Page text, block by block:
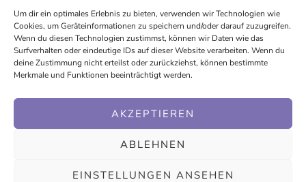
Um dir ein optimales Erlebnis zu bieten, verwenden wir Technologien wie
Cookies, um Geräteinformationen zu speichern und/oder darauf zuzugreifen.
Wenn du diesen Technologien zustimmst, können wir Daten wie das
Surfverhalten oder eindeutige IDs auf dieser Website verarbeiten. Wenn du
deine Zustimmung nicht erteilst oder zurückziehst, können bestimmte
Merkmale und Funktionen beeinträchtigt werden.
AKZEPTIEREN
ABLEHNEN
EINSTELLUNGEN ANSEHEN
Lavendelsirup
Lavendelstrauß
Lavendeltee
Lavendeltiere
lavendel und rosen
Magnet-Duftsackerl
Naturheilmittel
Naturkosmetik
Speiselavendel